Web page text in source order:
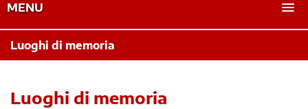
MENU
Luoghi di memoria
Luoghi di memoria